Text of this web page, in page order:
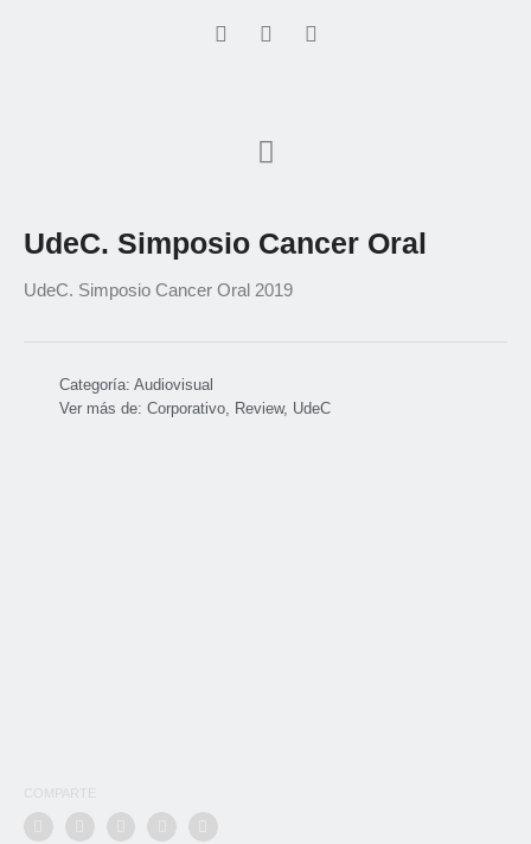
UdeC. Simposio Cancer Oral
UdeC. Simposio Cancer Oral 2019
Categoría: Audiovisual
Ver más de: Corporativo Review, UdeC
COMPARTE